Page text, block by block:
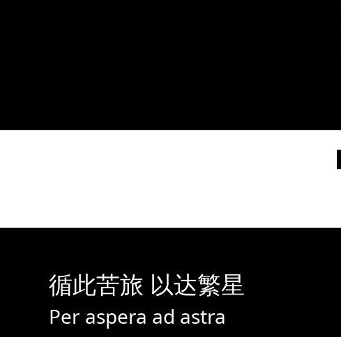
循此苦旅 以达繁星
Per aspera ad astra